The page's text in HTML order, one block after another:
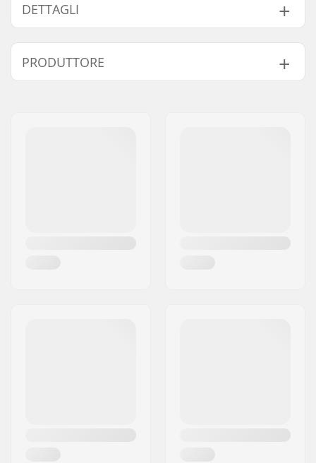
DETTAGLI
Genere: Men,Unisex
Collo:
Design:
Front Graphic
PRODUTTORE